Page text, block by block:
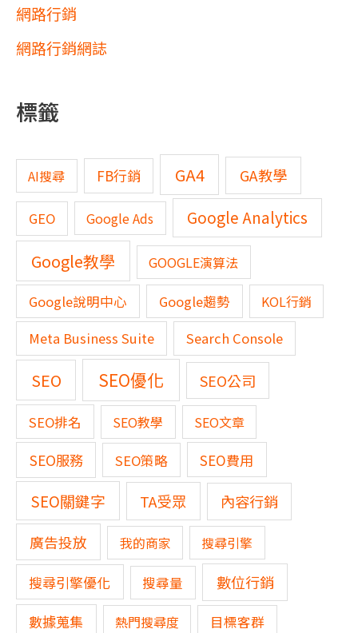
網路行銷
網路行銷網誌
標籤
AI搜尋 FB行銷 GA4 GA教學
GEO Google Ads Google Analytics
Google教學 GOOGLE演算法
Google說明中心 Google趨勢
KOL行銷
Meta Business Suite
Search Console
SEO SEO優化 SEO公司
SEO排名 SEO教學 SEO文章
SEO服務 SEO策略 SEO費用
SEO關鍵字 TA受眾
內容行銷
廣告投放
我的商家 搜尋引擎
搜尋引擎優化 搜尋量 數位行銷
數據蒐集 熱門搜尋度 目標客群